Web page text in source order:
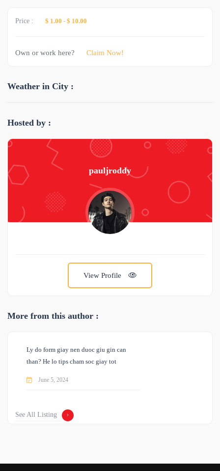
Price : $ 1.00 - $ 10.00
Own or work here? Claim Now!
Weather in City :
Hosted by :
pauljroddy
View Profile
More from this author :
Ly do form giay nen duoc giu gin can
than? He lo tips cham soc giay tot
June 5, 2024
See All Listing